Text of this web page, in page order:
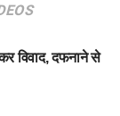
विवाद, दफनाने से